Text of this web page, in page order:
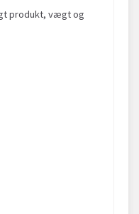
produkt, vægt og